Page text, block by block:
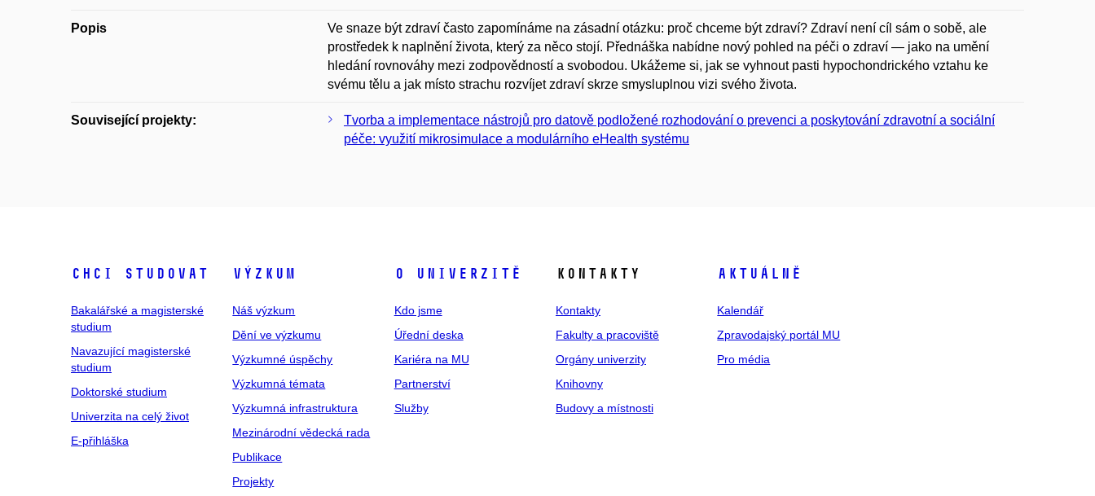
Popis
Ve snaze být zdraví často zapomínáme na zásadní otázku: proč chceme být zdraví? Zdraví není cíl sám o sobě, ale
prostředek k naplnění života, který za něco stojí. Přednáška nabídne nový pohled na péči o zdraví — jako na umění
hledání rovnováhy mezi zodpovědností a svobodou. Ukážeme si, jak se vyhnout pasti hypochondrického vztahu ke
svému tělu a jak místo strachu rozvíjet zdraví skrze smysluplnou vizi svého života.
Související projekty:
Tvorba a implementace nástrojů pro datově podložené rozhodování o prevenci a poskytování zdravotní a sociální
péče: využití mikrosimulace a modulárního eHealth systému
Chci studovat
Bakalářské a magisterské
studium
Navazující magisterské
studium
Doktorské studium
Univerzita na celý život
E-přihláška
Výzkum
Náš výzkum
Dění ve výzkumu
Výzkumné úspěchy
Výzkumná témata
Výzkumná infrastruktura
Mezinárodní vědecká rada
Publikace
Projekty
O univerzitě
Kdo jsme
Úřední deska
Kariéra na MU
Partnerství
Služby
Kontakty
Kontakty
Fakulty a pracoviště
Orgány univerzity
Knihovny
Budovy a místnosti
Aktuálně
Kalendář
Zpravodajský portál MU
Pro média